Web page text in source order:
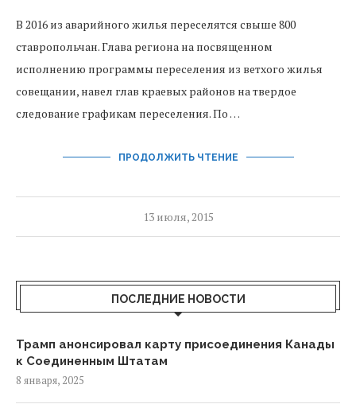
В 2016 из аварийного жилья переселятся свыше 800
ставропольчан. Глава региона на посвященном
исполнению программы переселения из ветхого жилья
совещании, навел глав краевых районов на твердое
следование графикам переселения. По …
ПРОДОЛЖИТЬ ЧТЕНИЕ
13 июля, 2015
ПОСЛЕДНИЕ НОВОСТИ
Трамп анонсировал карту присоединения Канады
к Соединенным Штатам
8 января, 2025